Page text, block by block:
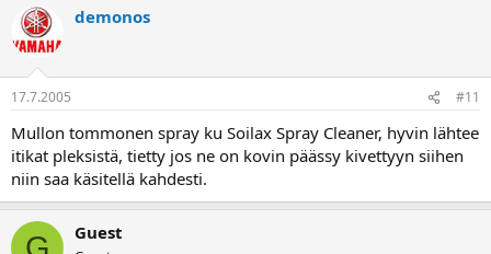
demonos
17.7.2005 #11
Mullon tommonen spray ku Soilax Spray Cleaner, hyvin lähtee
itikat pleksistä, tietty jos ne on kovin päässy kivettyyn siihen
niin saa käsitellä kahdesti.
G Guest